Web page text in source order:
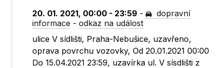
20. 01. 2021, 00:00 - 23:59 -
dopravní
informace -odkaz na událost
ulice V sídlišti, Praha-Nebušice, uzavřeno,
oprava povrchu vozovky, Od 20.01.2021 00:00
Do 15.04.2021 23:59, uzavírka ul. V sísdlišti z